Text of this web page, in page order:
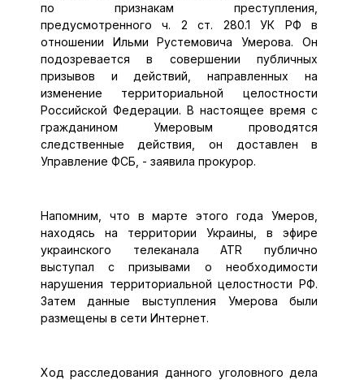
по признакам преступления,
предусмотренного ч. 2 ст. 280.1 УК РФ в
отношении Ильми Рустемовича Умерова. Он
подозревается в совершении публичных
призывов и действий, направленных на
изменение территориальной целостности
Российской Федерации. В настоящее время с
гражданином Умеровым проводятся
следственные действия, он доставлен в
Управление ФСБ, - заявила прокурор.
Напомним, что в марте этого года Умеров,
находясь на территории Украины, в эфире
украинского телеканала АТR публично
выступал с призывами о необходимости
нарушения территориальной целостности РФ.
Затем данные выступления Умерова были
размещены в сети Интернет.
Ход расследования данного уголовного дела